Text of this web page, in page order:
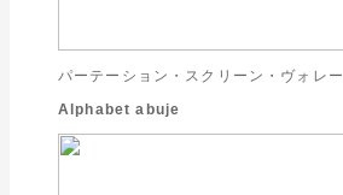
パーテーション・スクリーン・ヴォレー
Alphabet abuje